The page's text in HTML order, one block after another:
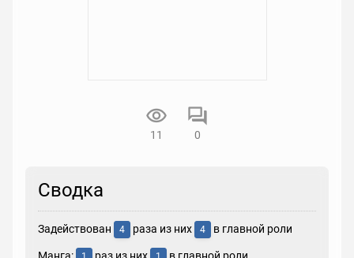
11 0
Сводка
Задействован 4 раза из них 4 в главной роли